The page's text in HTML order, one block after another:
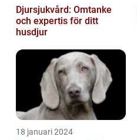
Djursjukvård: Omtanke
och expertis för ditt
husdjur
18 januari 2024